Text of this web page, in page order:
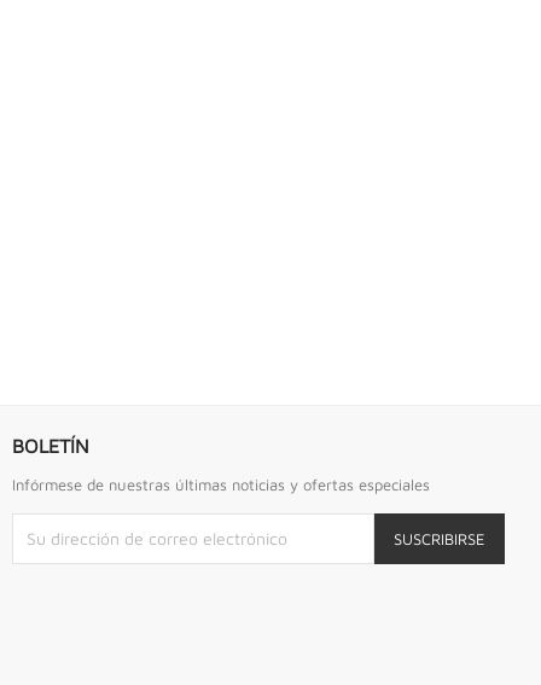
BOLETÍN
Infórmese de nuestras últimas noticias y ofertas especiales